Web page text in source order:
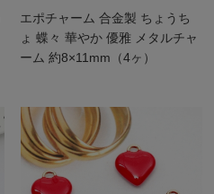
エポチャーム 合金製 ちょうち
ょ 蝶々 華やか 優雅 メタルチャ
ーム 約8×11mm（4ヶ）